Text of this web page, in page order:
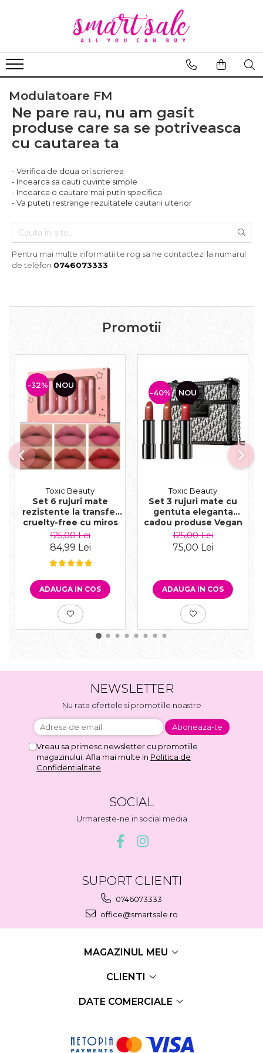
Accesorii telefoane
Huse telefoane
Care&Make-up
Seturi de rujuri
Masti pentru ten si gomaje
Ingrijirea parului & Hairstyling
Saruri de baie
Kit gaming
Produse pentru copii
Casti copii
Jucarii educative
Decoratiuni Craciun
Smartwatch & bijuterii
Smartwatch / Ceas inteligent
Bijuterii dama
Bijuterii barbati
Aparate intretinere si ingrijire corporala
Aparate de infrumusetare
Modulatoare FM
Ne pare rau, nu am gasit
produse care sa se potriveasca
cu cautarea ta
- Verifica de doua ori scrierea
- Incearca sa cauti cuvinte simple
- Incearca o cautare mai putin specifica
- Va puteti restrange rezultatele cautarii ulterior
Pentru mai multe informatii te rog sa ne contactezi la numarul
de telefon 0746073333
Promotii
-32% NOU
Toxic Beauty
Set 6 rujuri mate
rezistente la transfer
cruelty-free cu miros
de pepene, 2ml
125,00 Lei
84,99 Lei
ADAUGA IN COS
-40% NOU
Toxic Beauty
Set 3 rujuri mate cu
gentuta eleganta
cadou produse Vegan
cruelty-free, rosu
125,00 Lei
75,00 Lei
ADAUGA IN COS
NEWSLETTER
Nu rata ofertele si promotiile noastre
Vreau sa primesc newsletter cu promotiile
magazinului. Afla mai multe in Politica de
Confidentialitate
SOCIAL
Urmareste-ne in social media
SUPORT CLIENTI
0746073333
office@smartsale.ro
MAGAZINUL MEU
CLIENTI
DATE COMERCIALE